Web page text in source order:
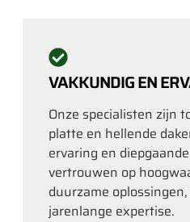
VAKKUNDIG EN
Onze specialisten zijn
platte en hellende
ervaring en
vertrouwen op
duurzame
jarenlange expertise.